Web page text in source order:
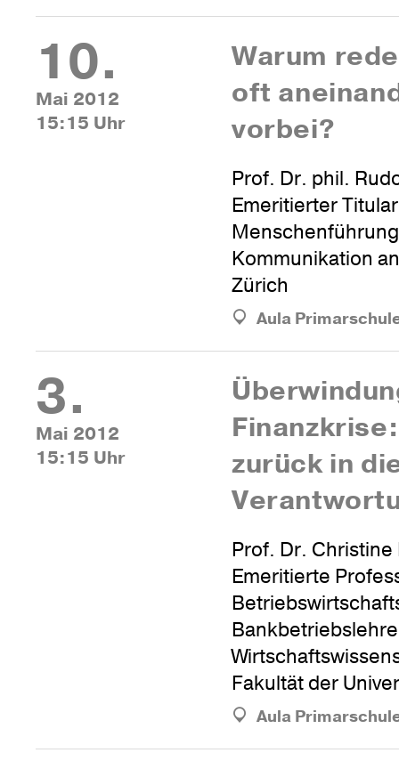
10.
Mai 2012
15:15 Uhr
Warum
oft
vorbei?
Prof. Dr. phil.
Emeritierter
Kommunikation
Zürich
Aula
3.
Mai 2012
15:15 Uhr
zurück in
Prof. Dr. Christine
Emeritierte
Bankbetriebslehre
Fakultät der
Aula